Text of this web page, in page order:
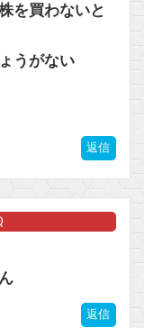
を買わないと
うがない
返信
返信